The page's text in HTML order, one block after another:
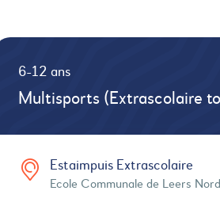
6-12 ans
Estaimpuis Extrascolaire
Ecole Communale de Leers Nord